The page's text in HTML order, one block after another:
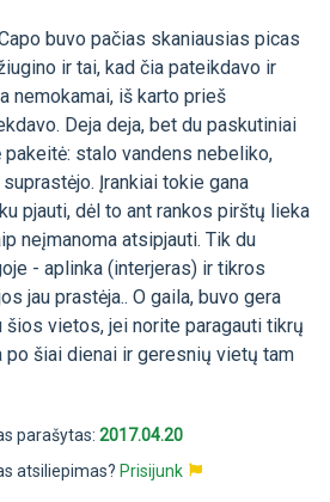
buvo pačias skaniausias picas
ir tai, kad čia pateikdavo ir
nemokamai, iš karto prieš
Deja deja, bet du paskutiniai
stalo vandens nebeliko,
Įrankiai tokie gana
pjauti, dėl to ant rankos pirštų lieka
neįmanoma atsipjauti. Tik du
- aplinka (interjeras) ir tikros
jau prastėja.. O gaila, buvo gera
šios vietos, jei norite paragauti tikrų
po šiai dienai ir geresnių vietų tam
parašytas: 2017.04.20
atsiliepimas? Prisijunk